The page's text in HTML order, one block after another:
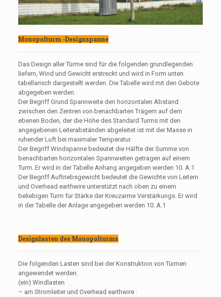
Monopolturm -Designspanne
Das Design aller Türme sind für die folgenden grundlegenden
liefern, Wind und Gewicht erstreckt und wird in Form unten
tabellarisch dargestellt werden. Die Tabelle wird mit den Gebote
abgegeben werden.
Der Begriff Grund Spannweite den horizontalen Abstand
zwischen den Zentren von benachbarten Trägern auf dem
ebenen Boden, der die Höhe des Standard Turms mit den
angegebenen Leiterabständen abgeleitet ist mit der Masse in
ruhender Luft bei maximaler Temperatur.
Der Begriff Windspanne bedeutet die Hälfte der Summe von
benachbarten horizontalen Spannweiten getragen auf einem
Turm. Er wird in der Tabelle Anhang angegeben werden 10. A.1
Der Begriff Auftriebsgewicht bedeutet die Gewichte von Leitern
und Overhead earthwire unterstützt nach oben zu einem
beliebigen Turm für Stärke der Kreuzarme Verstärkungs. Er wird
in der Tabelle der Anlage angegeben werden 10. A.1
Designlasten des Monopolturms
Die folgenden Lasten sind bei der Konstruktion von Türmen
angewendet werden:
(ein) Windlasten
– am Stromleiter und Overhead earthwire :